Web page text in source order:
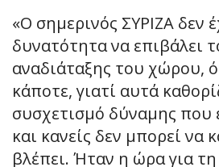
«Ο σημερινός ΣΥΡΙΖΑ δεν
δυνατότητα να επιβάλει
αναδιάταξης του χώρου,
κάποτε, γιατί αυτά
συσχετισμό δύναμης που
και κανείς δεν μπορεί να
βλέπει. Ήταν η ώρα για